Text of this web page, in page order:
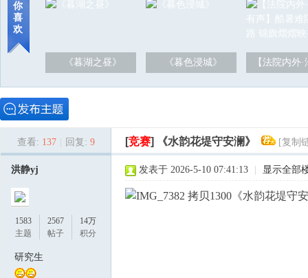
»
你
喜
欢
《暮湖之昼》 《暮色浸城》 【法院内外
查看: 137 回复: 9 [竞赛] 《水韵花堤守安澜》 [复制
洪静yj
1583
主题
2567
帖子
14万
积分
研究生
发表于 2026-5-10 07:41:13 显示全部